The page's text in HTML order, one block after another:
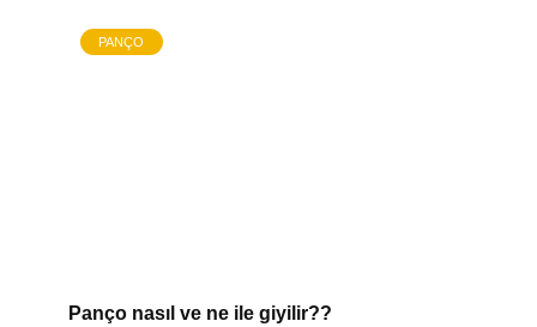
PANÇO
Panço nasıl ve ne ile giyilir??